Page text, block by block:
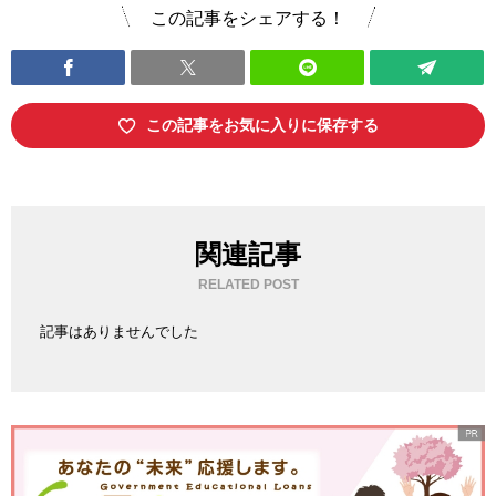
この記事をシェアする！
この記事をお気に入りに保存する
関連記事
RELATED POST
記事はありませんでした